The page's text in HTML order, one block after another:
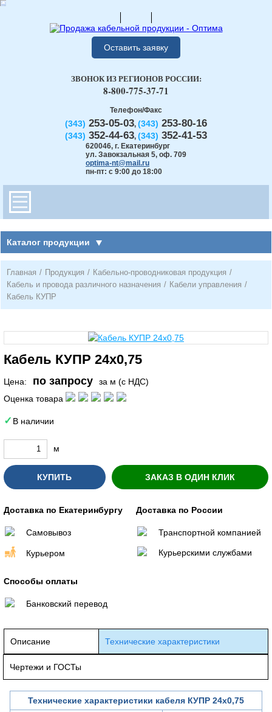
Оставить заявку
Телефон/Факс
(343) 253-05-03, (343) 253-80-16
(343) 352-44-63, (343) 352-41-53
620046, г. Екатеринбург
ул. Завокзальная 5, оф. 709
optima-nt@mail.ru
пн-пт: с 9:00 до 18:00
ЗВОНОК ИЗ РЕГИОНОВ РОССИИ:
8-800-775-37-71
Каталог продукции
Главная / Продукция / Кабельно-проводниковая продукция /
Кабель и провода различного назначения / Кабели управления /
Кабель КУПР
Кабель КУПР 24х0,75
Цена: по запросу
за м (с НДС)
Оценка товара
В наличии
м
КУПИТЬ ЗАКАЗ В ОДИН КЛИК
Доставка по Екатеринбургу
Самовывоз
Курьером
Доставка по России
Транспортной компанией
Курьерскими службами
Способы оплаты
Банковский перевод
Описание Технические характеристики
Чертежи и ГОСТы
Технические характеристики кабеля КУПР 24х0,75